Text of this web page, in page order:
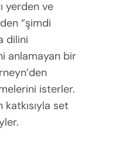
yerden ve
“şimdi
dilini
anlamayan bir
isterler.
set